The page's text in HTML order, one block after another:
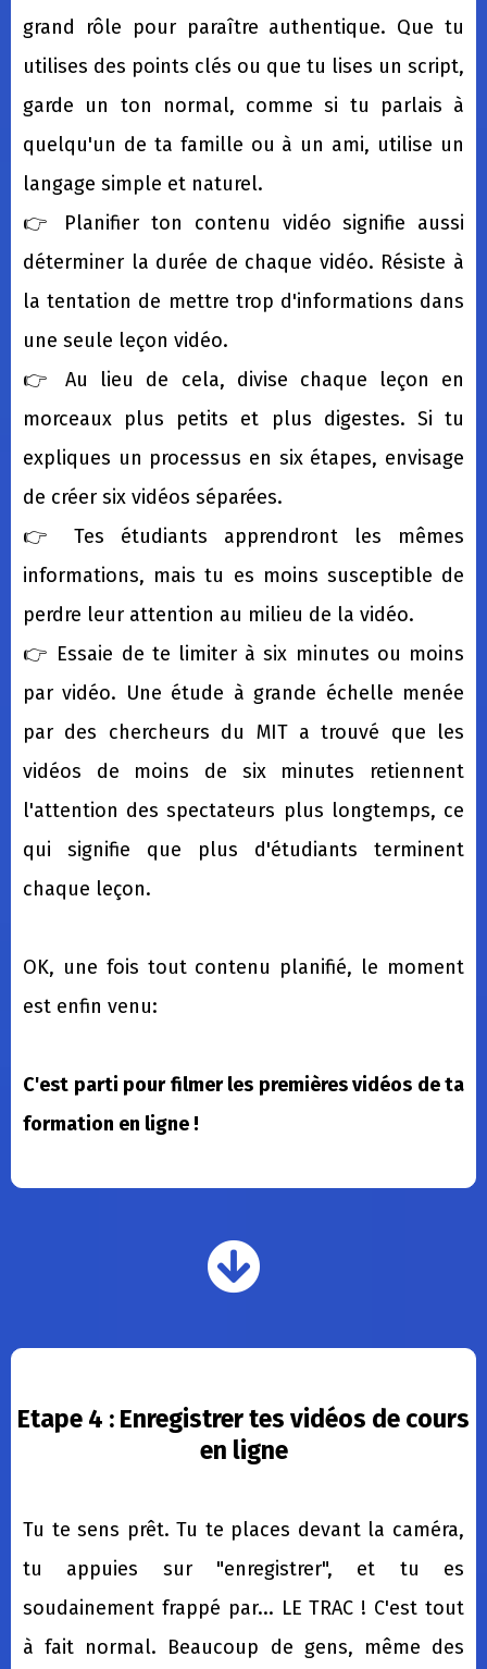
grand rôle pour paraître authentique. Que tu
utilises des points clés ou que tu lises un script,
garde un ton normal, comme si tu parlais à
quelqu'un de ta famille ou à un ami, utilise un
langage simple et naturel.
👉 Planifier ton contenu vidéo signifie aussi
déterminer la durée de chaque vidéo. Résiste à
la tentation de mettre trop d'informations dans
une seule leçon vidéo.
👉 Au lieu de cela, divise chaque leçon en
morceaux plus petits et plus digestes. Si tu
expliques un processus en six étapes, envisage
de créer six vidéos séparées.
👉 Tes étudiants apprendront les mêmes
informations, mais tu es moins susceptible de
perdre leur attention au milieu de la vidéo.
👉 Essaie de te limiter à six minutes ou moins
par vidéo. Une étude à grande échelle menée
par des chercheurs du MIT a trouvé que les
vidéos de moins de six minutes retiennent
l'attention des spectateurs plus longtemps, ce
qui signifie que plus d'étudiants terminent
chaque leçon.
OK, une fois tout contenu planifié, le moment
est enfin venu:
C'est parti pour filmer les premières vidéos de ta
formation en ligne !
Etape 4 : Enregistrer tes vidéos de cours
en ligne
Tu te sens prêt. Tu te places devant la caméra,
tu appuies sur "enregistrer", et tu es
soudainement frappé par... LE TRAC ! C'est tout
à fait normal. Beaucoup de gens, même des